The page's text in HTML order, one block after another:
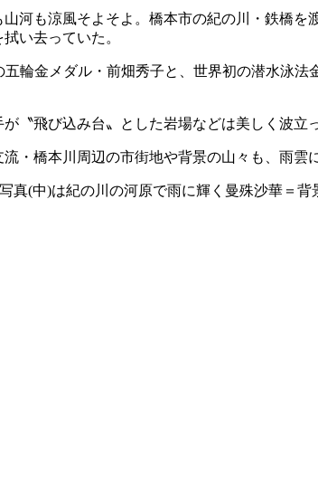
河も涼風そよそよ。橋本市の紀の川・鉄橋
い去っていた。
輪金メダル・前畑秀子と、世界初の潜水泳
〝飛び込み台〟とした岩場などは美しく波立
・橋本川周辺の市街地や背景の山々も、雨雲
(中)は紀の川の河原で雨に輝く曼殊沙華＝